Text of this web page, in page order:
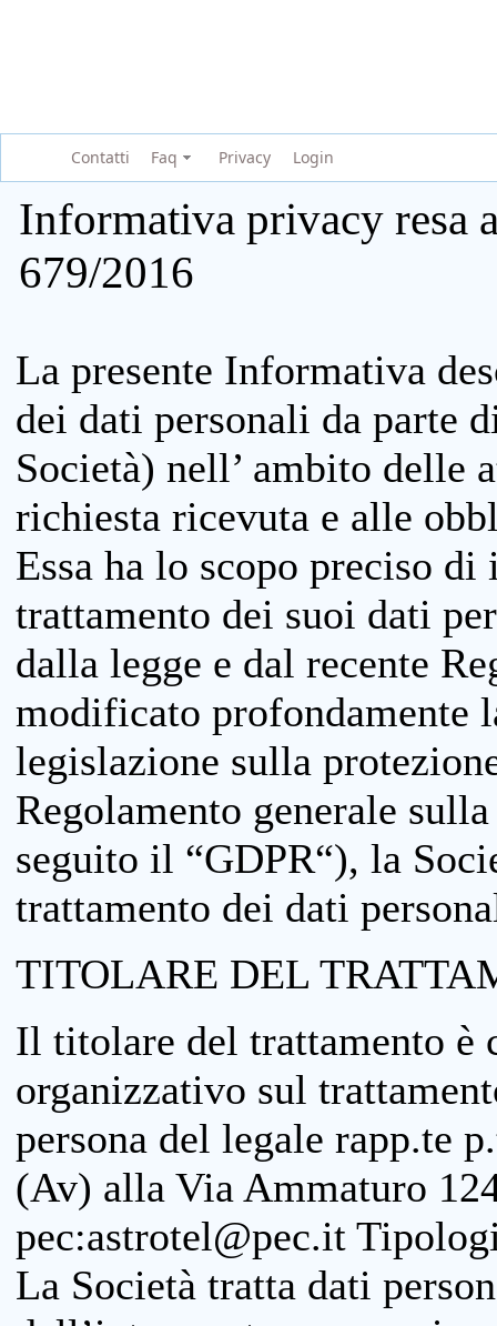
Contatti Faq Privacy Login
Informativa privacy resa
679/2016
La presente Informativa
dei dati personali da parte
Società) nell’ ambito delle
richiesta ricevuta e alle
Essa ha lo scopo preciso
trattamento dei suoi dati
dalla legge e dal recente
modificato profondamente
legislazione sulla
Regolamento generale
seguito il “GDPR“), la
trattamento dei dati
TITOLARE DEL
Il titolare del trattamento è
organizzativo sul
persona del legale rapp.te
(Av) alla Via Ammaturo
pec:astrotel@pec.it
La Società tratta dati